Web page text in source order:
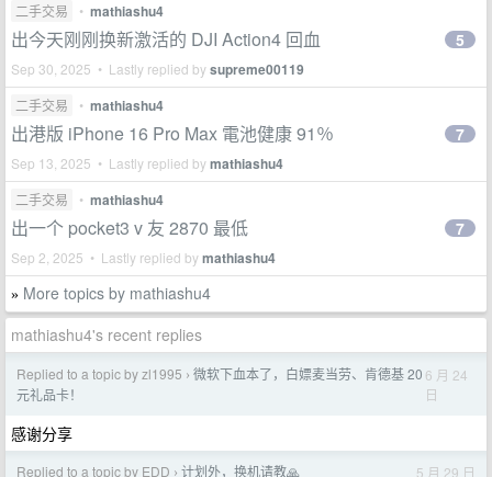
二手交易 • mathiashu4
出今天刚刚换新激活的 DJI Action4 回血
Sep 30, 2025 • Lastly replied bysupreme00119
5
二手交易 • mathiashu4
出港版 iPhone 16 Pro Max 電池健康 91％
Sep 13, 2025 • Lastly replied bymathiashu4
7
二手交易 • mathiashu4
出一个 pocket3 v 友 2870 最低
Sep 2, 2025 • Lastly replied bymathiashu4
7
» More topics by mathiashu4
mathiashu4's recent replies
Replied to a topic by zl1995 › 微软下血本了，白嫖麦当劳、肯德基 20
元礼品卡！
6 月 24
日
感谢分享
Replied to a topic by EDD › 计划外，换机请教🙏 5 月 29 日